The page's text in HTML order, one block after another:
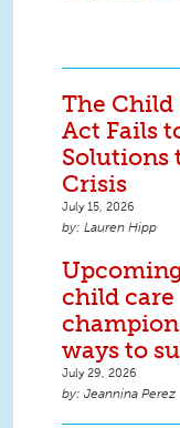
The
Act Fails
Solutions
Crisis
July 15, 2026
Lauren Hipp
child care
ways to
July 29, 2026
Jeannina Perez